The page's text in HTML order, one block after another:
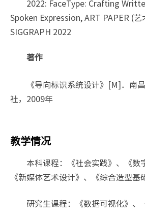
2022: FaceType: Crafting
Spoken Expression, ART PAPER (艺
SIGGRAPH 2022
著作
《导向标识系统设计》[M]．南
社，2009年
教学情况
本科课程：《社会实践》、《数
《新媒体艺术设计》、《综合造型基
研究生课程：《数据可视化》、